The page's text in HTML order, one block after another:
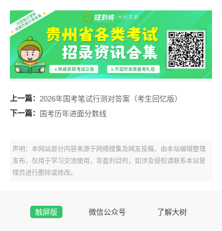
上一篇： 2026年国考笔试行测对答案（考生回忆版）
下一篇：
国考历年进面分数线
声明：本网站部分内容来源于网络搜集及网友投稿，由本站编辑整理
发布，仅用于学习交流使用，非盈利目的，如涉及侵权请联系本站管
理员进行删除或修改。
触屏版 微信公众号 了解大树